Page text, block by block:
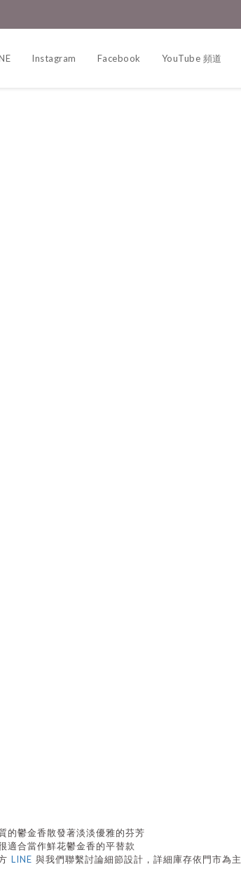
Instagram Facebook YouTube 頻道
的鬱金香散發著淡淡優雅的芬芳
適合當作鮮花鬱金香的平替款
LINE 與我們聯繫討論細節設計，詳細庫存依門市為主